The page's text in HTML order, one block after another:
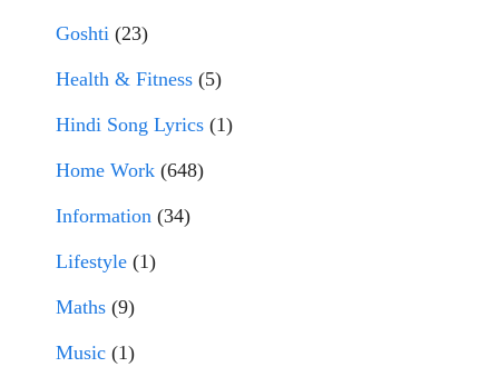
Goshti (23)
Health & Fitness (5)
Hindi Song Lyrics (1)
Home Work (648)
Information (34)
Lifestyle (1)
Maths (9)
Music (1)